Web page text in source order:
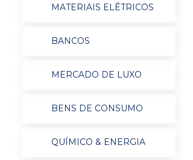
MATERIAIS ELÉTRICOS
BANCOS
MERCADO DE LUXO
BENS DE CONSUMO
QUÍMICO & ENERGIA